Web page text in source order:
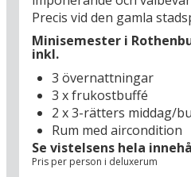
något att skriva om på
Precis vid den gamla
ligger Hotel Rappen
och det har hotellet gjort
mer romantiskt och
länge efter, och när du
stadsporten befinner du
tidsficka där
kullerstensbelagda
en ögonblicksbild under
Minisemester i
inkl.
3 övernattningar
3 x frukostbuffé
2 x 3-rätters middag/
Rum med aircondition
Se vistelsens hela
Pris per person i deluxerum